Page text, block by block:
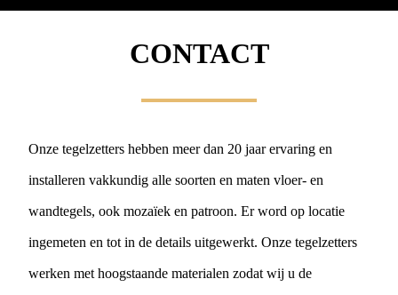
CONTACT
Onze tegelzetters hebben meer dan 20 jaar ervaring en
installeren vakkundig alle soorten en maten vloer- en
wandtegels, ook mozaïek en patroon. Er word op locatie
ingemeten en tot in de details uitgewerkt. Onze tegelzetters
werken met hoogstaande materialen zodat wij u de